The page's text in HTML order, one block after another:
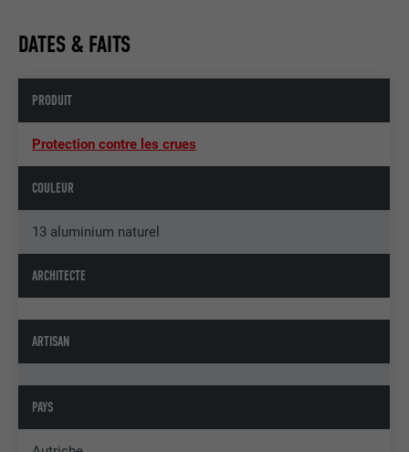
DATES & FAITS
PRODUIT
Protection contre les crues
COULEUR
13 aluminium naturel
ARCHITECTE
ARTISAN
PAYS